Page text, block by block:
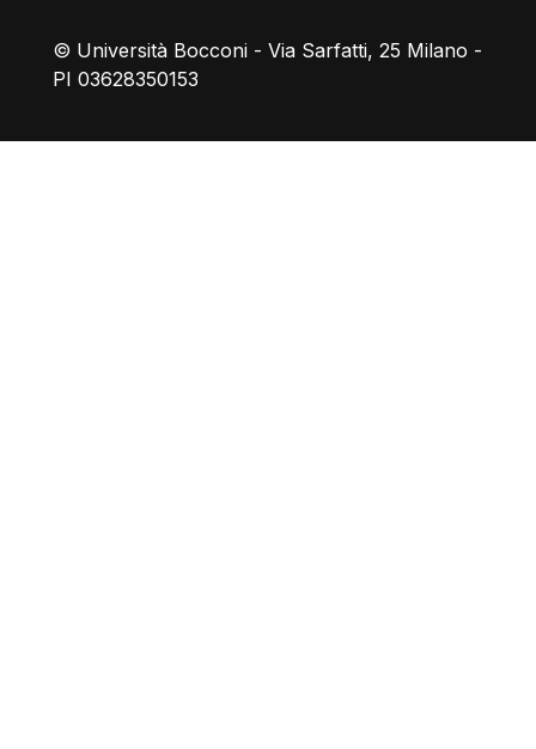
© Università Bocconi - Via Sarfatti, 25 Milano -
PI 03628350153